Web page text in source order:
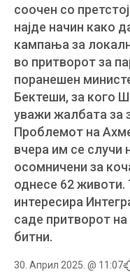
соочен со
најде начин како
кампања за
во притворот за
поранешен
Бектеши, за кого
уважи жалбата за
Проблемот на
вчера им се случи
осомничени за
однесе 62 животи.
интересира
саде притворот
битни.
30. Април 2025. @ 11:07